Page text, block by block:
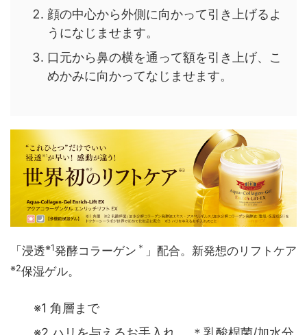
顔の中心から外側に向かって引き上げるよ
うになじませます。
口元から鼻の横を通って額を引き上げ、こ
めかみに向かってなじませます。
「浸透※1発酵コラーゲン ＊ 」配合。新発想のリフトケア
※2保湿ゲル。
※1 角層まで